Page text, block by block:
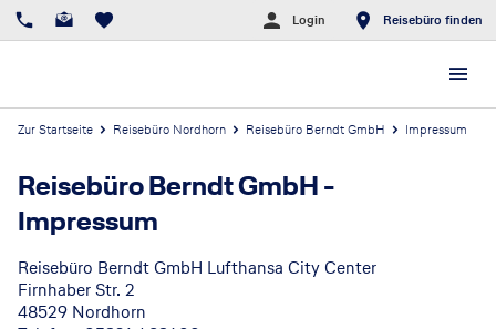
Login Reisebüro finden
Zur Startseite Reisebüro Nordhorn Reisebüro Berndt GmbH Impressum
Reisebüro Berndt GmbH-
Impressum
Reisebüro Berndt GmbH Lufthansa City Center
Firnhaber Str. 2
48529 Nordhorn